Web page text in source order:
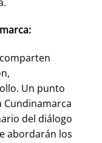
Un punto
Cundinamarca
del diálogo
abordarán los